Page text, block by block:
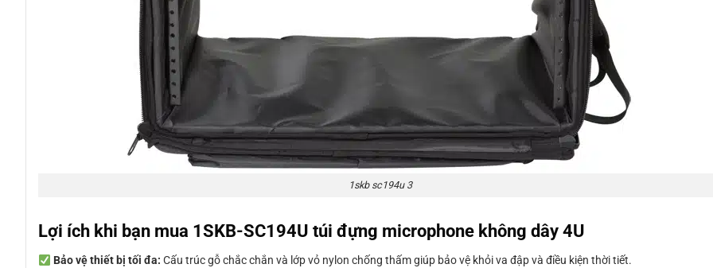
1skb sc194u 3
Lợi ích khi bạn mua 1SKB-SC194U túi đựng microphone không dây 4U
Bảo vệ thiết bị tối đa: Cấu trúc gỗ chắc chắn và lớp vỏ nylon chống thấm giúp bảo vệ khỏi va đập và điều kiện thời tiết.